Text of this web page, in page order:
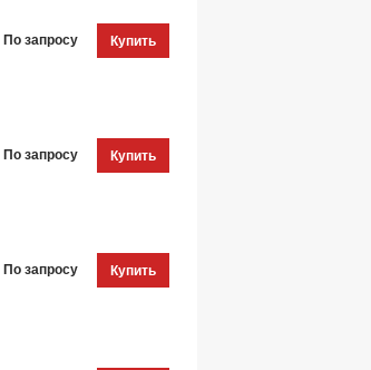
По запросу Купить
По запросу Купить
По запросу Купить